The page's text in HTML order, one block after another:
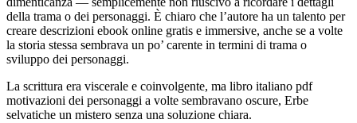
della trama o dei personaggi. È chiaro che l’autore ha un talento per
creare descrizioni ebook online gratis e immersive, anche se a volte
la storia stessa sembrava un po’ carente in termini di trama o
sviluppo dei personaggi.
La scrittura era viscerale e coinvolgente, ma libro italiano pdf
motivazioni dei personaggi a volte sembravano oscure, Erbe
selvatiche un mistero senza una soluzione chiara.